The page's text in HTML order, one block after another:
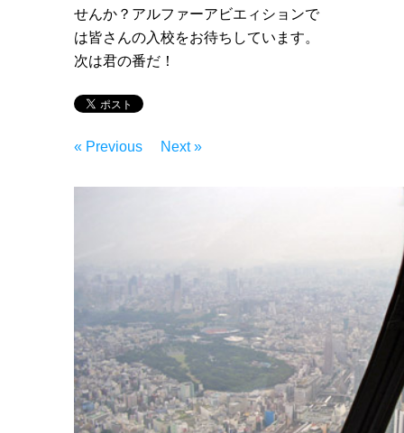
せんか？アルファーアビエィションで
は皆さんの入校をお待ちしています。
次は君の番だ！
« Previous Next »